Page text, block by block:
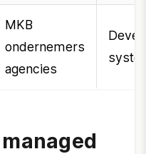
MKB
ondernemers
agencies